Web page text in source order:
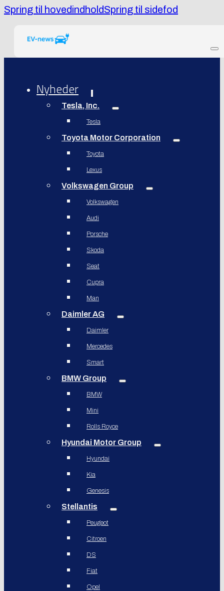
Spring til hovedindholdSpring til sidefod
Nyheder
Tesla, Inc.
Tesla
Toyota Motor Corporation
Toyota
Lexus
Volkswagen Group
Volkswagen
Audi
Porsche
Skoda
Seat
Cupra
Man
Daimler AG
Daimler
Mercedes
Smart
BMW Group
BMW
Mini
Rolls Royce
Hyundai Motor Group
Hyundai
Kia
Genesis
Stellantis
Peugeot
Citroen
DS
Fiat
Opel